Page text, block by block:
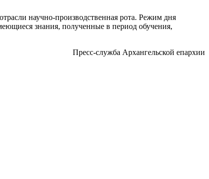
научно-производственная рота. Режим дня
знания, полученные в период обучения,
Пресс-служба Архангельской епархии